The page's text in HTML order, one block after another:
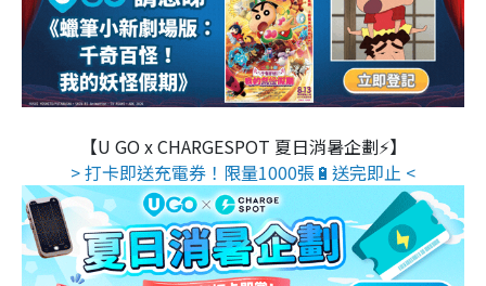
【U GO x CHARGESPOT 夏日消暑企劃⚡】
> 打卡即送充電券！限量1000張🔋送完即止 <